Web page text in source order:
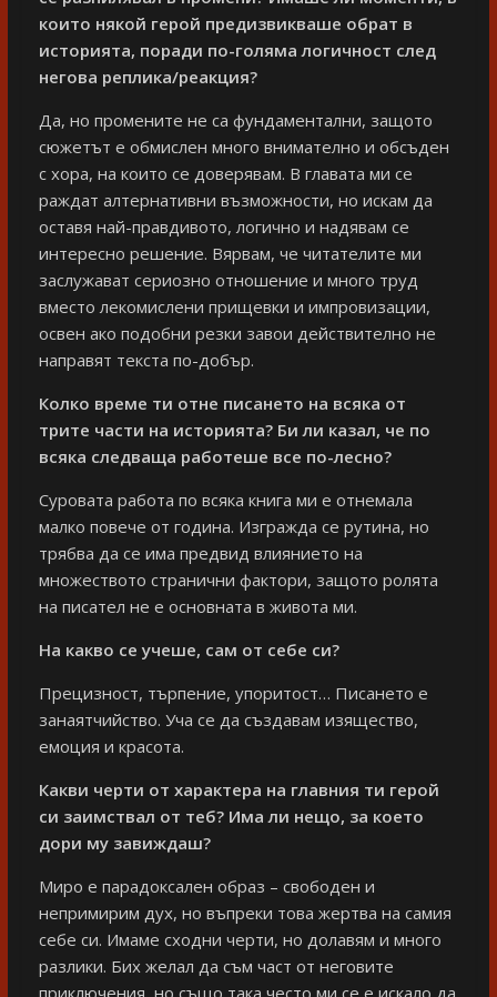
които някой герой предизвикваше обрат в
историята, поради по-голяма логичност след
негова реплика/реакция?
Да, но промените не са фундаментални, защото
сюжетът е обмислен много внимателно и обсъден
с хора, на които се доверявам. В главата ми се
раждат алтернативни възможности, но искам да
оставя най-правдивото, логично и надявам се
интересно решение. Вярвам, че читателите ми
заслужават сериозно отношение и много труд
вместо лекомислени прищевки и импровизации,
освен ако подобни резки завои действително не
направят текста по-добър.
Колко време ти отне писането на всяка от
трите части на историята? Би ли казал, че по
всяка следваща работеше все по-лесно?
Суровата работа по всяка книга ми е отнемала
малко повече от година. Изгражда се рутина, но
трябва да се има предвид влиянието на
множеството странични фактори, защото ролята
на писател не е основната в живота ми.
На какво се учеше, сам от себе си?
Прецизност, търпение, упоритост… Писането е
занаятчийство. Уча се да създавам изящество,
емоция и красота.
Какви черти от характера на главния ти герой
си заимствал от теб? Има ли нещо, за което
дори му завиждаш?
Миро е парадоксален образ – свободен и
непримирим дух, но въпреки това жертва на самия
себе си. Имаме сходни черти, но долавям и много
разлики. Бих желал да съм част от неговите
приключения, но също така често ми се е искало да